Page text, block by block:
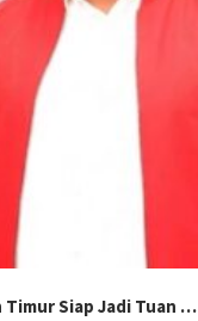
Timur Siap Jadi Tuan …